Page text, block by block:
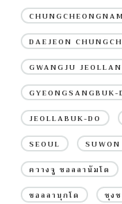
DAEJEON
GWANGJU
GYEONGSANGBUK-
JEOLLABUK-DO
SEOUL SUWON
ควางจู ชอลลานัมโด
ชอลลาบุกโด ชุง